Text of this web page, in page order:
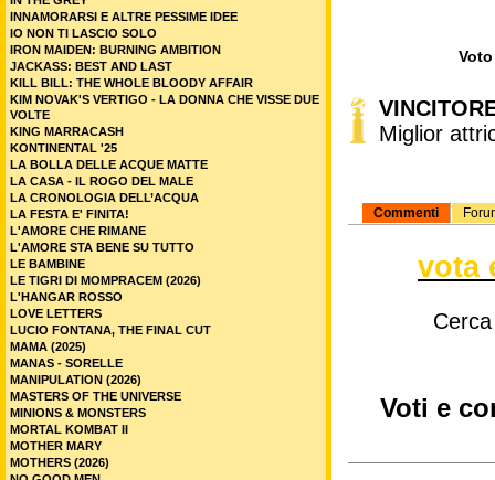
Miglior
Commenti
vota
Voti e
INNAMORARSI E ALTRE PESSIME IDEE
IO NON TI LASCIO SOLO
IRON MAIDEN: BURNING AMBITION
JACKASS: BEST AND LAST
KILL BILL: THE WHOLE BLOODY AFFAIR
KIM NOVAK'S VERTIGO - LA DONNA CHE VISSE DUE
VOLTE
KING MARRACASH
KONTINENTAL '25
LA BOLLA DELLE ACQUE MATTE
LA CASA - IL ROGO DEL MALE
LA CRONOLOGIA DELL’ACQUA
LA FESTA E' FINITA!
L'AMORE CHE RIMANE
L'AMORE STA BENE SU TUTTO
LE BAMBINE
LE TIGRI DI MOMPRACEM (2026)
L'HANGAR ROSSO
LOVE LETTERS
LUCIO FONTANA, THE FINAL CUT
MAMA (2025)
MANAS - SORELLE
MANIPULATION (2026)
MASTERS OF THE UNIVERSE
MINIONS & MONSTERS
MORTAL KOMBAT II
MOTHER MARY
MOTHERS (2026)